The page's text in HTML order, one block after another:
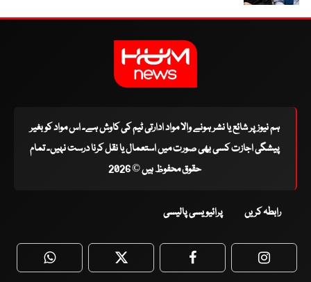
ہم نیوز پر شائع یا نشر ہونے والا مواد ادارتی ٹیم کی کاوش ہے۔ اس مواد کو بغیر
پیشگی اجازت کسی بھی صورت میں استعمال یا نقل کرنا درست نہیں۔ تمام
حقوق محفوظ ہیں © 2026
رابطہ کریں پرائیویسی پالیسی
WhatsApp Twitter Facebook